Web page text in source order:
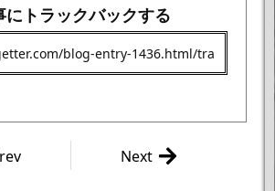
にトラックバックする
Next